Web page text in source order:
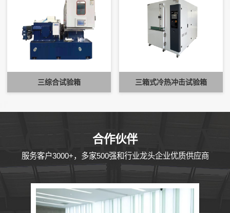
三综合试验箱 三箱式冷热冲击试验箱
合作伙伴
服务客户3000+，多家500强和行业龙头企业优质供应商